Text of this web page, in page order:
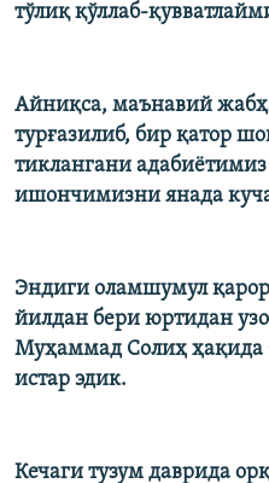
тўлиқ қўллаб-
Айниқса, маънавий
турғазилиб, бир қатор
тиклангани
ишончимизни янада
Эндиги оламшумул
йилдан бери юртидан
Муҳаммад Солиҳ
истар эдик.
Кечаги тузум даврида